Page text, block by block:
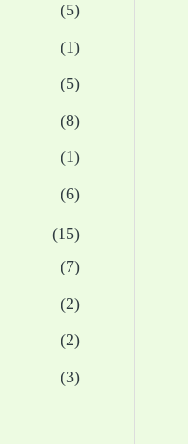
(5)
(1)
(5)
(8)
(1)
(6)
(15)
(7)
(2)
(2)
(3)